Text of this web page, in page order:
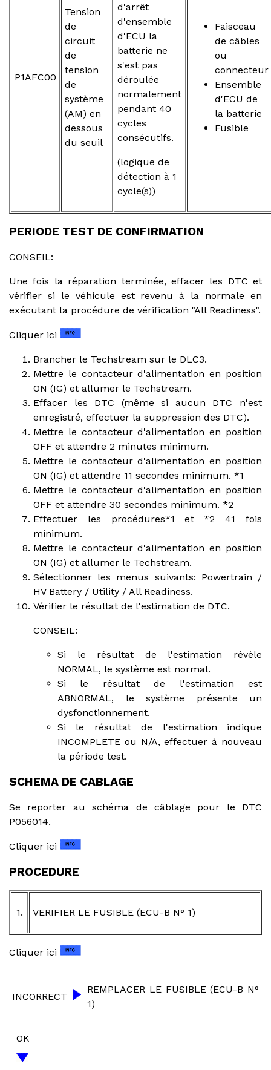
P1AFC00
Tension
de
circuit
de
tension
de
système
(AM) en
dessous
du seuil
d'arrêt
d'ensemble
d'ECU la
batterie ne
s'est pas
déroulée
normalement
pendant 40
cycles
consécutifs.
(logique de
détection à 1
cycle(s))
Faisceau
de câbles
ou
connecteur
Ensemble
d'ECU de
la batterie
Fusible
PERIODE TEST DE CONFIRMATION
CONSEIL:
Une fois la réparation terminée, effacer les DTC et
vérifier si le véhicule est revenu à la normale en
exécutant la procédure de vérification "All Readiness".
Cliquer ici
Brancher le Techstream sur le DLC3.
Mettre le contacteur d'alimentation en position
ON (IG) et allumer le Techstream.
Effacer les DTC (même si aucun DTC n'est
enregistré, effectuer la suppression des DTC).
Mettre le contacteur d'alimentation en position
OFF et attendre 2 minutes minimum.
Mettre le contacteur d'alimentation en position
ON (IG) et attendre 11 secondes minimum. *1
Mettre le contacteur d'alimentation en position
OFF et attendre 30 secondes minimum. *2
Effectuer les procédures*1 et *2 41 fois
minimum.
Mettre le contacteur d'alimentation en position
ON (IG) et allumer le Techstream.
Sélectionner les menus suivants: Powertrain /
HV Battery / Utility / All Readiness.
Vérifier le résultat de l'estimation de DTC.
CONSEIL:
Si le résultat de l'estimation révèle
NORMAL, le système est normal.
Si le résultat de l'estimation est
ABNORMAL, le système présente un
dysfonctionnement.
Si le résultat de l'estimation indique
INCOMPLETE ou N/A, effectuer à nouveau
la période test.
SCHEMA DE CABLAGE
Se reporter au schéma de câblage pour le DTC
P056014.
Cliquer ici
PROCEDURE
1. VERIFIER LE FUSIBLE (ECU-B N° 1)
Cliquer ici
INCORRECT
REMPLACER LE FUSIBLE (ECU-B N°
1)
OK